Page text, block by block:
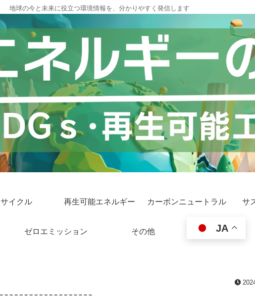
地球の今と未来に役立つ環境情報を、分かりやすく発信します
サイクル 再生可能エネルギー カーボンニュートラル サ
ゼロエミッション その他 JA